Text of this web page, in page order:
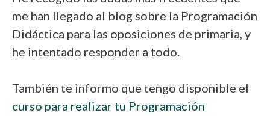
me han llegado al blog sobre la Programación
Didáctica para las oposiciones de primaria, y
he intentado responder a todo.
También te informo que tengo disponible el
curso para realizar tu Programación